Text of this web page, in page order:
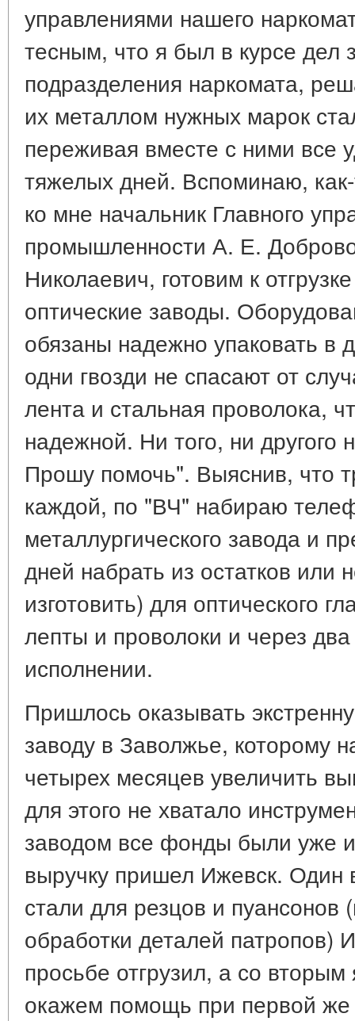
управлениями нашего
тесным, что я был в курсе дел
подразделения наркомата,
их металлом нужных марок
переживая вместе с ними все
тяжелых дней. Вспоминаю,
ко мне начальник Главного
промышленности А. Е.
Николаевич, готовим к
оптические заводы.
обязаны надежно упаковать в
одни гвозди не спасают от
лента и стальная проволока,
надежной. Ни того, ни другого
Прошу помочь". Выяснив, что
каждой, по "ВЧ" набираю
металлургического завода и
дней набрать из остатков или
изготовить) для оптического
лепты и проволоки и через
исполнении.
Пришлось оказывать
заводу в Заволжье, которому
четырех месяцев увеличить
для этого не хватало
заводом все фонды были уже
выручку пришел Ижевск. Один
стали для резцов и пуансонов
обработки деталей патропов)
просьбе отгрузил, а со
окажем помощь при первой